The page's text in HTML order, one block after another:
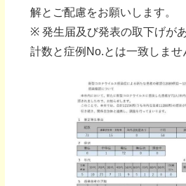
解とご配慮をお願いします。
※ 発生届及び発表の取下げが
計数と症例No.とは一致しませ